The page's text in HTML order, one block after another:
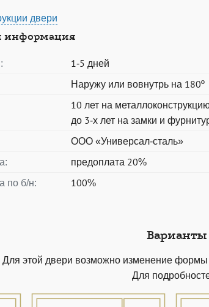
двери
информация
1-5 дней
Наружу или вовнутрь на 180º
10 лет на
до 3-х лет на замки и
ООО «Универсал-сталь»
предоплата 20%
по б/н:
100%
Для этой двери возможно изменение
Для